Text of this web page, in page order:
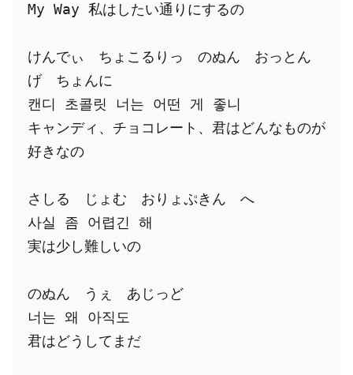
My Way 私はしたい通りにするの
けんでぃ　ちょこるりっ　のぬん　おっとん
げ　ちょんに
캔디 초콜릿 너는 어떤 게 좋니
キャンディ、チョコレート、君はどんなものが
好きなの
さしる　じょむ　おりょぷきん　へ
사실 좀 어렵긴 해
実は少し難しいの
のぬん　うぇ　あじっど
너는 왜 아직도
君はどうしてまだ